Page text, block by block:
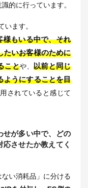
的に行っています。
います。
様もいる中で、それ
たいお客様のために
ことや、以前と同じ
ようにすることを目
されていると感じて
せが多い中で、どの
させたか教えてく
ない消耗品」に分ける